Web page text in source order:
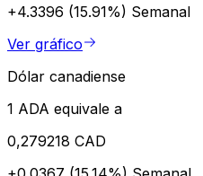
+4.3396 (15.91%) Semanal
Ver gráfico
Dólar canadiense
1 ADA equivale a
0,279218 CAD